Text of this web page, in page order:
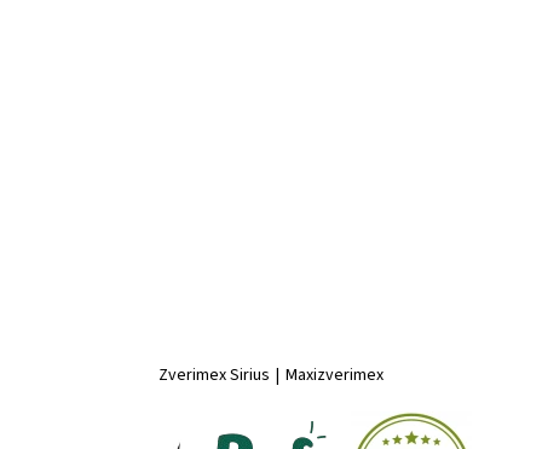
Zverimex Sirius | Maxizverimex